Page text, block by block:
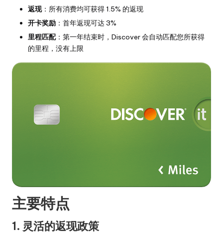
返现：所有消费均可获得 1.5% 的返现
开卡奖励 ：首年返现可达 3%
里程匹配：第一年结束时，Discover 会自动匹配您所获得
的里程，没有上限
主要特点
1. 灵活的返现政策